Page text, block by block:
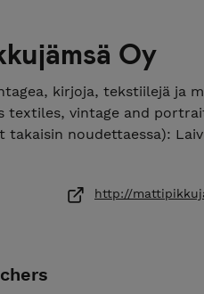
Oy
kirjoja, tekstiilejä ja
textiles, vintage and
noudettaessa):
http://